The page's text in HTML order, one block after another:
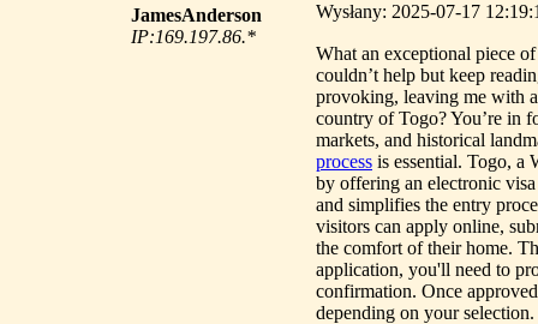
JamesAnderson
IP:169.197.86.*
Wysłany: 2025-07-17
What an exceptional piece
couldn’t help but keep
provoking, leaving me with
country of Togo? You’re in
markets, and historical
process is essential. Togo, a
by offering an electronic
and simplifies the entry
visitors can apply online,
the comfort of their home.
application, you'll need to
confirmation. Once
depending on your selection.